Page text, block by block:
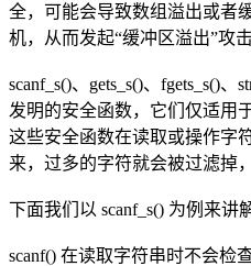
全，可能会导致数组溢出或者
机，从而发起“缓冲区溢出”攻击
scanf_s()、gets_s()、fgets_s()、
发明的安全函数，它们仅适用
这些安全函数在读取或操作字
来，过多的字符就会被过滤掉
下面我们以 scanf_s() 为例来讲
scanf() 在读取字符串时不会检